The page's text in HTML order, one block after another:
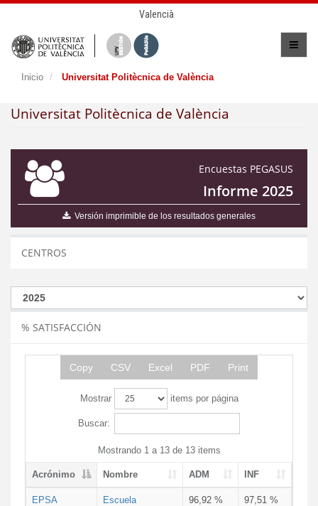
Valencià
Inicio Universitat Politècnica de València
Universitat Politècnica de València
Encuestas PEGASUS
Informe 2025
Versión imprimible de los resultados generales
CENTROS
% SATISFACCIÓN
Copy CSV Excel PDF Print
Mostrar items por página
Buscar:
Mostrando 1 a 13 de 13 items
Acrónimo Nombre ADM INF
EPSA
Escuela
96,92 % 97,51 %